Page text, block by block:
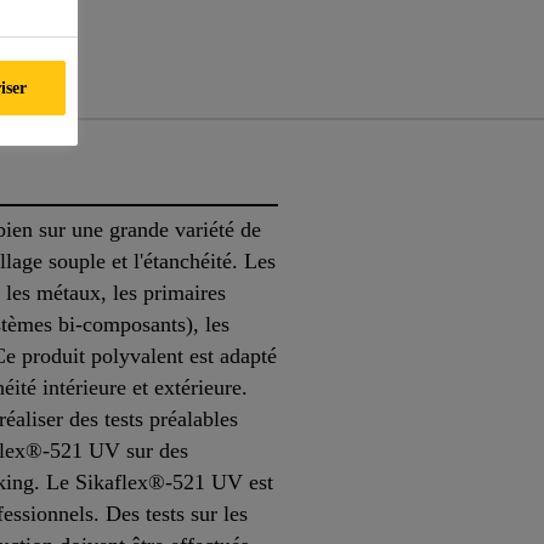
sur une grande variété de
souple et l'étanchéité. Les
métaux, les primaires
bi-composants), les
produit polyvalent est adapté
intérieure et extérieure.
des tests préalables
521 UV sur des
Le Sikaflex®-521 UV est
Des tests sur les